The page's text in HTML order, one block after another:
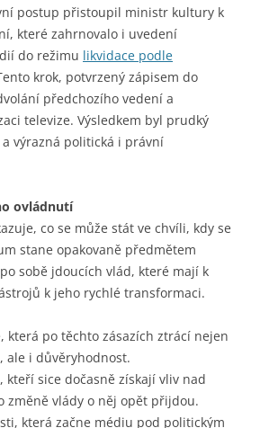
postup přistoupil ministr kultury k
které zahrnovalo i uvedení
do režimu likvidace podle
krok, potvrzený zápisem do
předchozího vedení a
televize. Výsledkem byl prudký
výrazná politická i právní
ovládnutí
co se může stát ve chvíli, kdy se
stane opakovaně předmětem
sobě jdoucích vlád, které mají k
k jeho rychlé transformaci.
která po těchto zásazích ztrácí nejen
ale i důvěryhodnost.
kteří sice dočasně získají vliv nad
změně vlády o něj opět přijdou.
která začne médiu pod politickým